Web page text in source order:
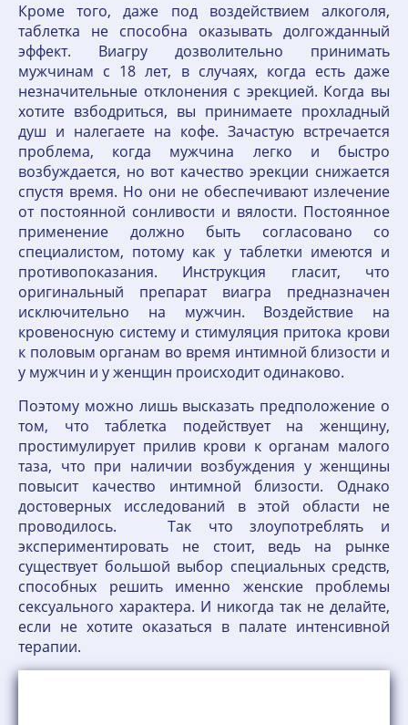
Кроме того, даже под воздействием алкоголя,
таблетка не способна оказывать долгожданный
эффект. Виагру дозволительно принимать
мужчинам с 18 лет, в случаях, когда есть даже
незначительные отклонения с эрекцией. Когда вы
хотите взбодриться, вы принимаете прохладный
душ и налегаете на кофе. Зачастую встречается
проблема, когда мужчина легко и быстро
возбуждается, но вот качество эрекции снижается
спустя время. Но они не обеспечивают излечение
от постоянной сонливости и вялости. Постоянное
применение должно быть согласовано со
специалистом, потому как у таблетки имеются и
противопоказания. Инструкция гласит, что
оригинальный препарат виагра предназначен
исключительно на мужчин. Воздействие на
кровеносную систему и стимуляция притока крови
к половым органам во время интимной близости и
у мужчин и у женщин происходит одинаково.
Поэтому можно лишь высказать предположение о
том, что таблетка подействует на женщину,
простимулирует прилив крови к органам малого
таза, что при наличии возбуждения у женщины
повысит качество интимной близости. Однако
достоверных исследований в этой области не
проводилось. Так что злоупотреблять и
экспериментировать не стоит, ведь на рынке
существует большой выбор специальных средств,
способных решить именно женские проблемы
сексуального характера. И никогда так не делайте,
если не хотите оказаться в палате интенсивной
терапии.